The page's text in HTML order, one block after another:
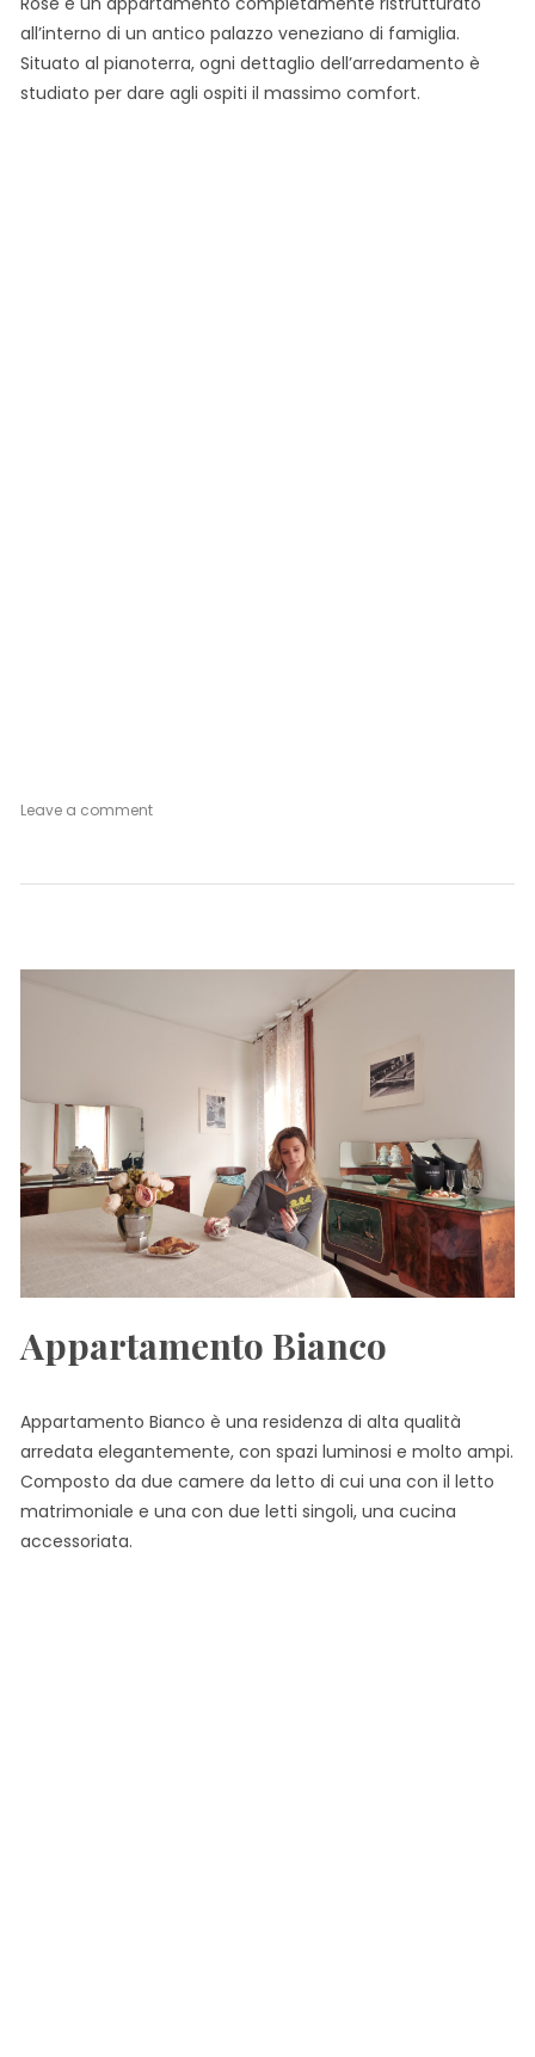
all’interno di un antico palazzo veneziano di famiglia.
Situato al pianoterra, ogni dettaglio dell’arredamento è
studiato per dare agli ospiti il massimo comfort.
Leave a commenton
Appartamento Bianco
Appartamento Bianco è una residenza di alta qualità
arredata elegantemente, con spazi luminosi e molto ampi.
Composto da due camere da letto di cui una con il letto
matrimoniale e una con due letti singoli, una cucina
accessoriata.